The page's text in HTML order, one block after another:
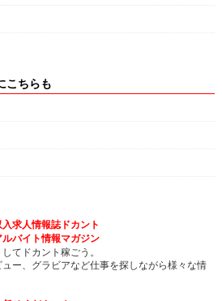
こちらも
求人情報誌ドカント
バイト情報マガジン
てドカント稼ごう。
ー、グラビアなど仕事を探しながら様々な情